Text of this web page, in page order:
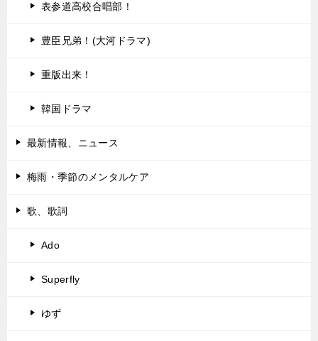
表参道高校合唱部！
豊臣兄弟！(大河ドラマ)
重版出来！
韓国ドラマ
最新情報、ニュース
梅雨・季節のメンタルケア
歌、歌詞
Ado
Superfly
ゆず